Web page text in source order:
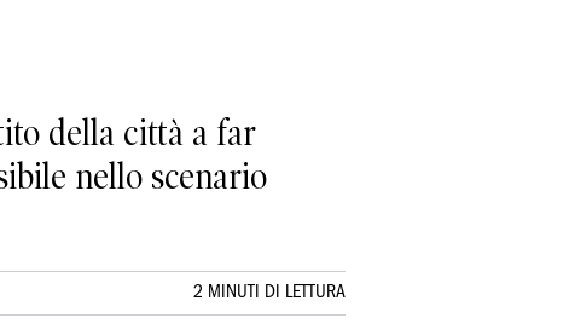
della città a far
nello scenario
2 MINUTI DI LETTURA